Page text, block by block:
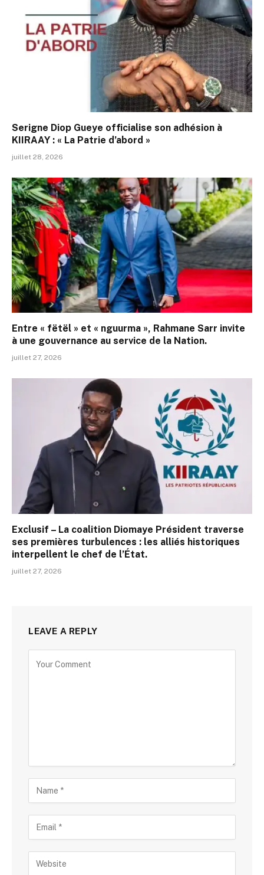
Serigne Diop Gueye officialise son adhésion à
KIIRAAY : « La Patrie d’abord »
juillet 28, 2026
Entre « fëtël » et « nguurma », Rahmane Sarr invite
à une gouvernance au service de la Nation.
juillet 27, 2026
Exclusif – La coalition Diomaye Président traverse
ses premières turbulences : les alliés historiques
interpellent le chef de l’État.
juillet 27, 2026
LEAVE A REPLY